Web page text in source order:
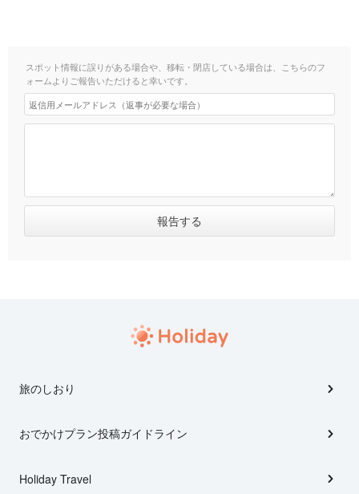
スポット情報に誤りがある場合や、移転・閉店している場合は、こちらのフ
ォームよりご報告いただけると幸いです。
旅のしおり
おでかけプラン投稿ガイドライン
Holiday Travel